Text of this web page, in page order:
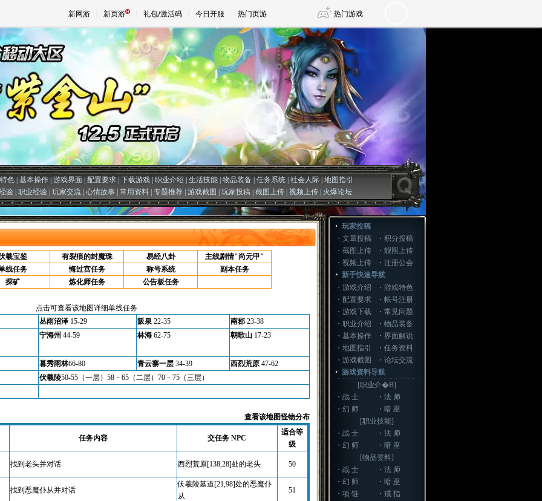
新网游 新页游 礼包/激活码 今日开服 热门页游 热门游戏
魔兽 DNF 传奇4
剑网3旗舰版 新天龙八部
王权与自由 诛仙世界 仙剑世界
色 基本操作 游戏界面 配置要求 下载游戏 职业介绍 生活技能 物品装备 任务系统 社会人际 地图指引
验 职业经验 玩家交流 心情故事 常用资料 专题推荐 游戏截图 玩家投稿 截图上传 视频上传 火爆论坛
羲宝鉴 有裂痕的封魔珠 易经八卦
主线剧情"尚元甲"
线任务
悔过宫任务 称号系统
副本任务
探矿
炼化师任务 公告板任务
点击可查看该地图详细单线任务
丛雨沼泽15-29 阪泉22-35 南郡23-38
宁海州 44-59 林海62-75 朝歌山17-23
暮秀雨林66-80 青云寨一层 34-39 西烈荒原 47-62
伏羲陵50-55（一层）58－65（二层）70－75（三层）
查看该地图怪物分布
任务内容 交任务 NPC
适合等
级
找到老头并对话 西烈荒原[138,28]处的老头 50
找到恶魔仆从并对话
伏羲陵墓道[21,98]处的恶魔仆
从
51
玩家投稿
・ 文章投稿 ・ 积分投稿
・ 截图上传 ・ 靓照上传
・ 视频上传 ・ 注册公会
新手快速导航
・ 游戏介绍 ・ 游戏特色
・ 配置要求 ・ 帐号注册
・ 游戏下载 ・ 常见问题
・ 职业介绍 ・ 物品装备
・ 基本操作 ・ 界面解说
・ 地图指引 ・ 任务资料
・ 游戏截图 ・ 论坛交流
游戏资料导航
[职业介�B]
・ 战 士 ・ 法 师
・ 幻 师 ・ 暗 巫
[职业技能]
・ 战 士 ・ 法 师
・ 幻 师 ・ 暗 巫
[物品资料]
・ 战 士 ・ 法 师
・ 幻 师 ・ 暗 巫
・ 项 链 ・ 戒 指